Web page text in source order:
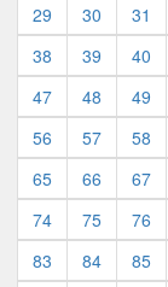
29
30 31
38
39 40
47
48 49
56
57 58
65
66 67
74
75 76
83
84 85